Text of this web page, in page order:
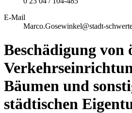
E-Mail
Marco.Gosewinkel@stadt-
Beschädigung von
Bäumen und
städtischen